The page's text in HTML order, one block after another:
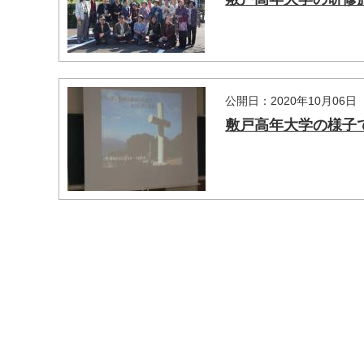
公開日：2020年10月06日
敷戸高年大学の様子